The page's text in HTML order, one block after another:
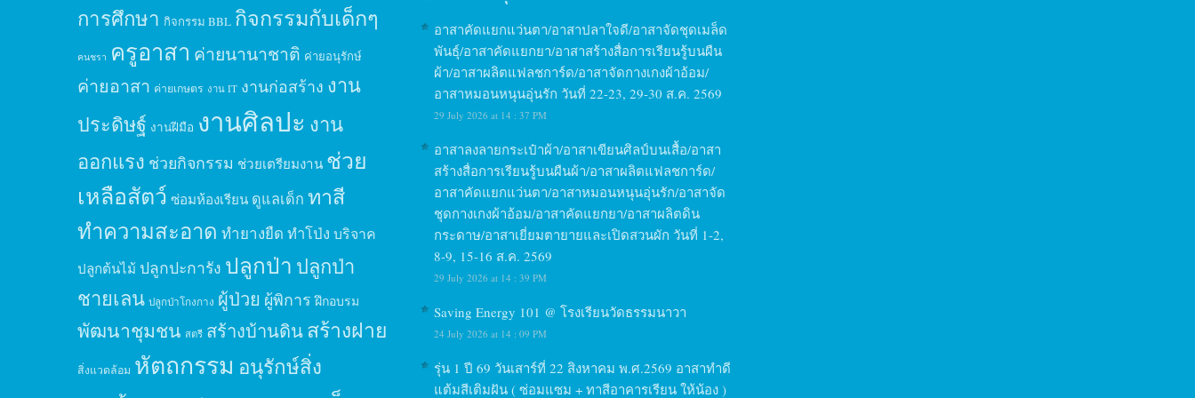
การศึกษา กิจกรรม BBL กิจกรรมกับเด็กๆ
คนชรา ครูอาสา ค่ายนานาชาติ ค่ายอนุรักษ์
ค่ายอาสา ค่ายเกษตร งาน IT งานก่อสร้าง งาน
ประดิษฐ์ งานฝีมือ งานศิลปะ งาน
ออกแรง ช่วยกิจกรรม ช่วยเตรียมงาน ช่วย
เหลือสัตว์ ซ่อมห้องเรียน ดูแลเด็ก ทาสี
ทำความสะอาด ทำยางยืด ทำโป่ง บริจาค
ปลูกต้นไม้ ปลูกปะการัง ปลูกป่า ปลูกป่า
ชายเลน ปลูกป่าโกงกาง ผู้ป่วย ผู้พิการ ฝึกอบรม
พัฒนาชุมชน สตรี สร้างบ้านดินสร้างฝาย
สิ่งแวดล้อม หัตถกรรม อนุรักษ์สิ่ง
อาสาคัดแยกแว่นตา/อาสาปลาใจดี/อาสาจัดชุดเมล็ด
พันธุ์/อาสาคัดแยกยา/อาสาสร้างสื่อการเรียนรู้บนผืน
ผ้า/อาสาผลิตแฟลชการ์ด/อาสาจัดกางเกงผ้าอ้อม/
อาสาหมอนหนุนอุ่นรัก วันที่ 22-23, 29-30 ส.ค. 2569
29 July 2026 at 14 : 37 PM
อาสาลงลายกระเป๋าผ้า/อาสาเขียนศิลป์บนเสื้อ/อาสา
สร้างสื่อการเรียนรู้บนผืนผ้า/อาสาผลิตแฟลชการ์ด/
อาสาคัดแยกแว่นตา/อาสาหมอนหนุนอุ่นรัก/อาสาจัด
ชุดกางเกงผ้าอ้อม/อาสาคัดแยกยา/อาสาผลิตดิน
กระดาษ/อาสาเยี่ยมตายายและเปิดสวนผัก วันที่ 1-2,
8-9, 15-16 ส.ค. 2569
29 July 2026 at 14 : 39 PM
Saving Energy 101 @ โรงเรียนวัดธรรมนาวา
24 July 2026 at 14 : 09 PM
รุ่น 1 ปี 69 วันเสาร์ที่ 22 สิงหาคม พ.ศ.2569 อาสาทำดี
แต้มสีเติมฝัน ( ซ่อมแซม + ทาสีอาคารเรียน ให้น้อง )